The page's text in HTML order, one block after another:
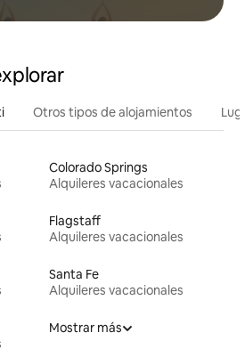
Otros tipos de alojamientos
Colorado Springs
Alquileres vacacionales
Flagstaff
Alquileres vacacionales
Santa Fe
Alquileres vacacionales
Mostrar más